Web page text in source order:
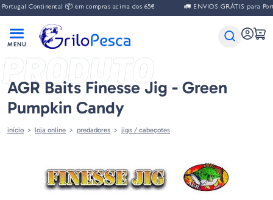
Continental 📦 em compras acima dos 65€ 🚛 ENVIOS GRÁTIS para Portugal
PRODUTO
AGR Baits Finesse Jig - Green
Pumpkin Candy
início loja online predadores jigs / cabeçotes